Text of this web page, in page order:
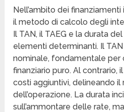
Nell’ambito dei
il metodo di calcolo degli
Il TAN, il TAEG e la durata
elementi determinanti. Il
nominale, fondamentale per
finanziario puro. Al contrario,
costi aggiuntivi, delineando
dell’operazione. La durata
sull’ammontare delle rate,